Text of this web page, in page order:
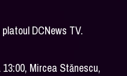
DCNews TV.
Mircea Stănescu,